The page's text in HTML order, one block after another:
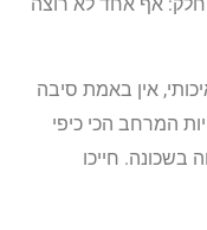
אין באמת סיבה
המרחב הכי כיפי
בשכונה. חייכו